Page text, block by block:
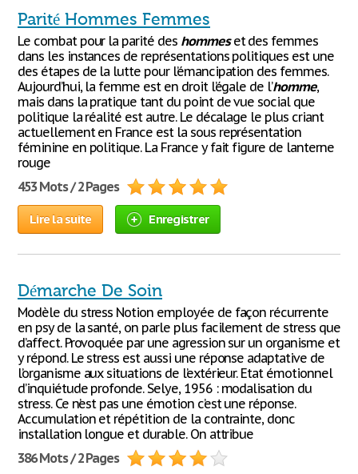
Parité Hommes Femmes
Le combat pour la parité des hommeset des femmes
dans les instances de représentations politiques est une
des étapes de la lutte pour l’émancipation des femmes.
Aujourd’hui, la femme est en droit l’égale de l’homme,
mais dans la pratique tant du point de vue social que
politique la réalité est autre. Le décalage le plus criant
actuellement en France est la sous représentation
féminine en politique. La France y fait figure de lanterne
rouge
453 Mots / 2 Pages
Lire la suite Enregistrer
Démarche De Soin
Modèle du stress Notion employée de façon récurrente
en psy de la santé, on parle plus facilement de stress que
d’affect. Provoquée par une agression sur un organisme et
y répond. Le stress est aussi une réponse adaptative de
l’organisme aux situations de l’extérieur. Etat émotionnel
d’inquiétude profonde. Selye, 1956 : modalisation du
stress. Ce n’est pas une émotion c’est une réponse.
Accumulation et répétition de la contrainte, donc
installation longue et durable. On attribue
386 Mots / 2 Pages